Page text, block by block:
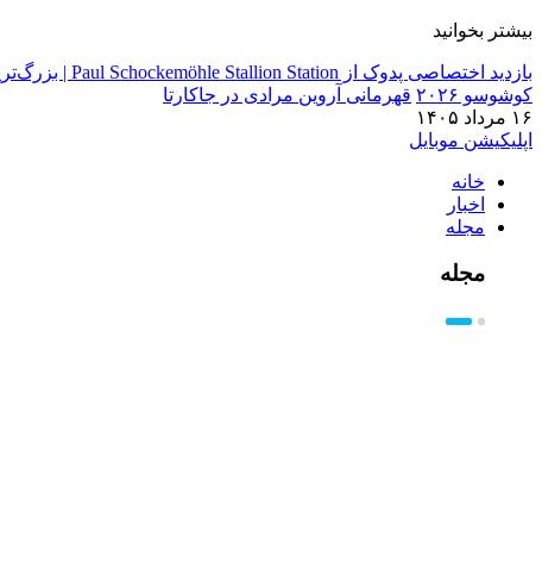
بیشتر بخوانید
بازدید اختصاصی پدوک از Paul Schockemöhle Stallion Station | بزرگ‌ترین مرکز پرورش اسب آلمان
کوشوسو ۲۰۲۶
قهرمانی آروین مرادی در جاکارتا
۱۶ مرداد ۱۴۰۵
اپلیکیشن موبایل
خانه
اخبار
مجله
مجله